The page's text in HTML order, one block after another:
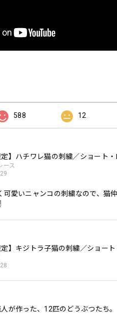
588 12
定】ハチワレ猫の刺繍／ショート
ース
可愛いニャンコの刺繍なので、
定】キジトラ子猫の刺繍／ショー
人が作った、12匹のどうぶつたち